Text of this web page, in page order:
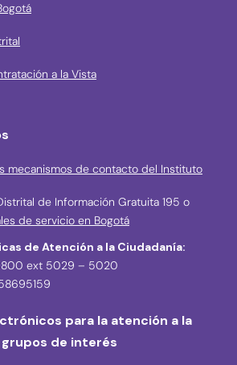
a la Vista
mecanismos de contacto del Instituto
de Información Gratuita 195 o
de servicio en Bogotá
de Atención a la Ciudadanía:
ext 5029 – 5020
para la atención a la
de interés